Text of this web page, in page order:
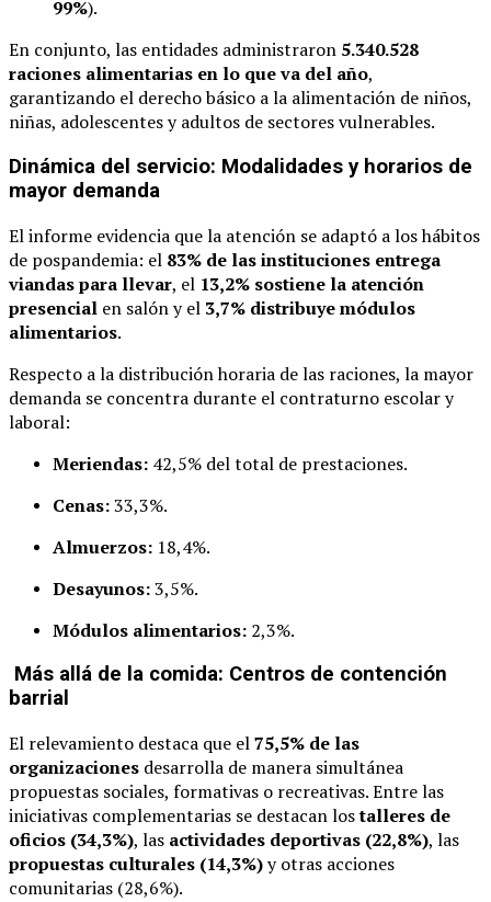
99%).
En conjunto, las entidades administraron 5.340.528
raciones alimentarias en lo que va del año,
garantizando el derecho básico a la alimentación de niños,
niñas, adolescentes y adultos de sectores vulnerables.
Dinámica del servicio: Modalidades y horarios de
mayor demanda
El informe evidencia que la atención se adaptó a los hábitos
de pospandemia: el 83% de las instituciones entrega
viandas para llevar, el 13,2% sostiene la atención
presencial en salón y el 3,7% distribuye módulos
alimentarios.
Respecto a la distribución horaria de las raciones, la mayor
demanda se concentra durante el contraturno escolar y
laboral:
Meriendas: 42,5% del total de prestaciones.
Cenas:33,3%.
Almuerzos: 18,4%.
Desayunos:3,5%.
Módulos alimentarios: 2,3%.
Más allá de la comida: Centros de contención
barrial
El relevamiento destaca que el75,5% de las
organizaciones desarrolla de manera simultánea
propuestas sociales, formativas o recreativas. Entre las
iniciativas complementarias se destacan lostalleres de
oficios (34,3%), las actividades deportivas (22,8%), las
propuestas culturales (14,3%)y otras acciones
comunitarias (28,6%).